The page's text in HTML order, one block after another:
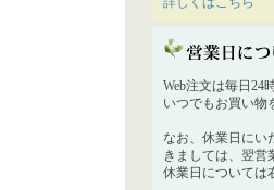
Web注文は毎日24
いつでもお買い物
なお、休業日にい
きましては、翌営
休業日については